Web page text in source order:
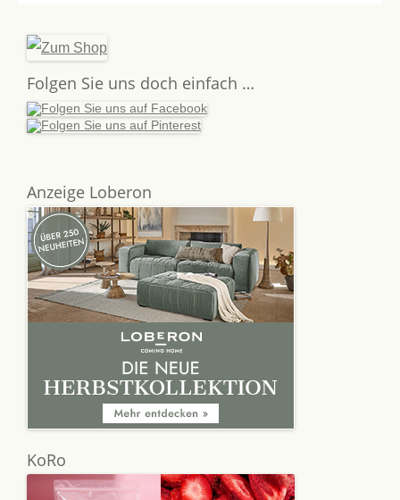
Folgen Sie uns doch einfach …
Anzeige Loberon
KoRo